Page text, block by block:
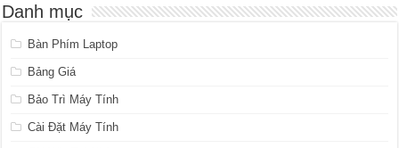
Danh mục
Bàn Phím Laptop
Bảng Giá
Bảo Trì Máy Tính
Cài Đặt Máy Tính